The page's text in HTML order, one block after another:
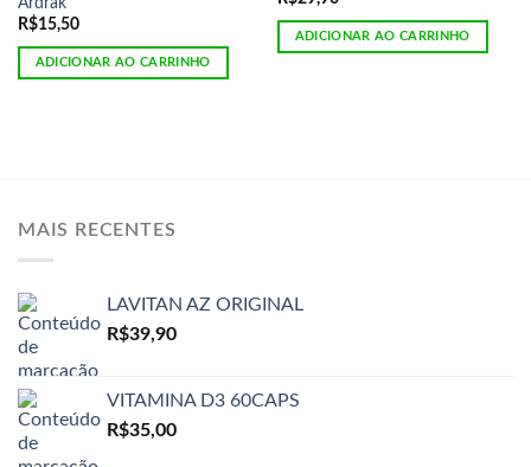
Ardrak
R$15,50
ADICIONAR AO CARRINHO
ADICIONAR AO CARRINHO
MAIS RECENTES
LAVITAN AZ ORIGINAL
R$39,90
VITAMINA D3 60CAPS
R$35,00